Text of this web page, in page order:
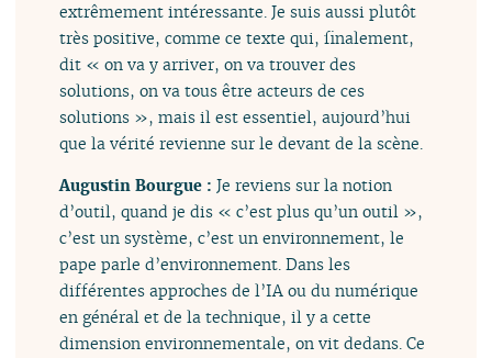
extrêmement intéressante. Je suis aussi plutôt
très positive, comme ce texte qui, finalement,
dit « on va y arriver, on va trouver des
solutions, on va tous être acteurs de ces
solutions », mais il est essentiel, aujourd’hui
que la vérité revienne sur le devant de la scène.
Augustin Bourgue :Je reviens sur la notion
d’outil, quand je dis « c’est plus qu’un outil »,
c’est un système, c’est un environnement, le
pape parle d’environnement. Dans les
différentes approches de l’IA ou du numérique
en général et de la technique, il y a cette
dimension environnementale, on vit dedans. Ce